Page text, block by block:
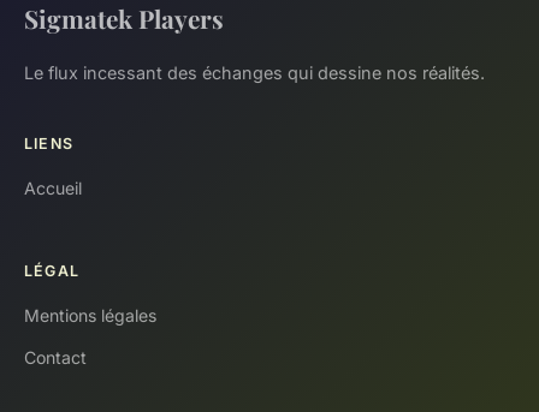
Sigmatek Players
Le flux incessant des échanges qui dessine nos réalités.
LIENS
Accueil
LÉGAL
Mentions légales
Contact